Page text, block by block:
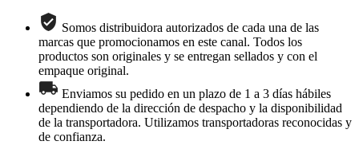
Somos distribuidora autorizados de cada una de las
marcas que promocionamos en este canal. Todos los
productos son originales y se entregan sellados y con el
empaque original.
Enviamos su pedido en un plazo de 1 a 3 días hábiles
dependiendo de la dirección de despacho y la disponibilidad
de la transportadora. Utilizamos transportadoras reconocidas y
de confianza.